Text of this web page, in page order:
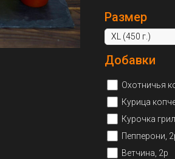
Размер
Добавки
Охотничья
Курица
Курочка
Пепперони,
Ветчина, 2р